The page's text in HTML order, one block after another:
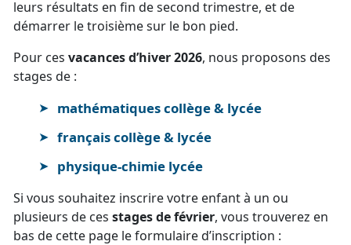
leurs résultats en fin de second trimestre, et de
démarrer le troisième sur le bon pied.
Pour ces vacances d’hiver 2026, nous proposons des
stages de :
mathématiques collège & lycée
français collège & lycée
physique-chimie lycée
Si vous souhaitez inscrire votre enfant à un ou
plusieurs de ces stages de février, vous trouverez en
bas de cette page le formulaire d’inscription :